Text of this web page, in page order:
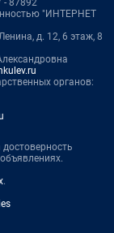
"ИНТЕРНЕТ
д. 12, 6 этаж, 8
органов:
достоверность
.